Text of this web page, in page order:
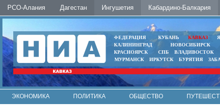
РСО-Алания Дагестан Ингушетия Кабардино-Балкария
ФЕДЕРАЦИЯ КУБАНЬ КАВКАЗ
КАЛИНИНГРАД
НОВОСИБИРСК
КРАСНОЯРСК
СПБ
ВЛАДИВОСТОК
МУРМАНСК
ИРКУТСК БУРЯТИЯ
ЭКОНОМИКА ПОЛИТИКА ОБЩЕСТВО